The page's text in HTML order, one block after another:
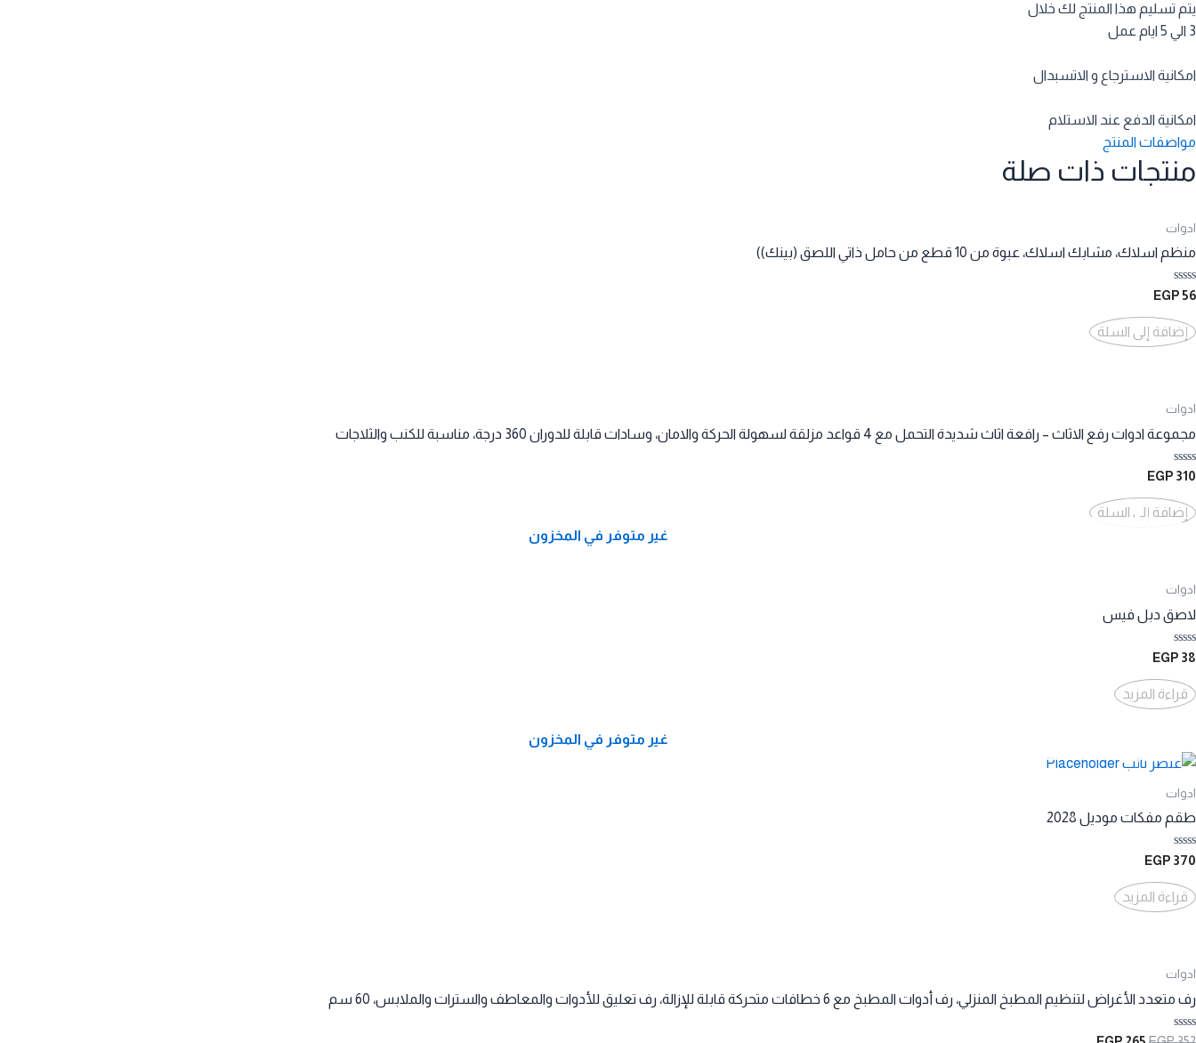
يتم تسليم هذا المنتج لك خلال
3 الي 5 ايام عمل
امكانية الاسترجاع و الاتسبدال
امكانية الدفع عند الاستلام
مواصفات المنتج
منتجات ذات صلة
ادوات
منظم اسلاك، مشابك اسلاك، عبوة من 10 قطع من حامل ذاتي اللصق (بينك))
تم
من
5
56
EGP
إضافة إلى السلة
ادوات
مجموعة ادوات رفع الاثاث – رافعة اثاث شديدة التحمل مع 4 قواعد مزلقة لسهولة الحركة والامان، وسادات قابلة للدوران 360 درجة، مناسبة للكنب والثلاجات
تم
من
5
310
EGP
إضافة إلى السلة
غير متوفر في المخزون
ادوات
لاصق دبل فيس
تم
التقييم
من
5
38
EGP
قراءة المزيد
غير متوفر في المخزون
ادوات
طقم مفكات موديل 2028
تم
من
5
370
EGP
قراءة المزيد
ادوات
رف متعدد الأغراض لتنظيم المطبخ المنزلي، رف أدوات المطبخ مع 6 خطافات متحركة قابلة للإزالة، رف تعليق للأدوات والمعاطف والسترات والملابس، 60 سم
تم